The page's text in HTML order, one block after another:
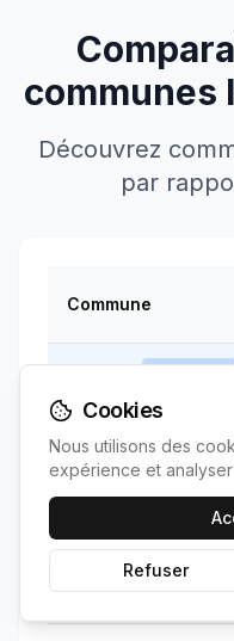
communes
Découvrez
par
Commune
Brouilh-
Monbert
km
Antras ~10km
Cookies
Nous utilisons des
expérience et
Refuser